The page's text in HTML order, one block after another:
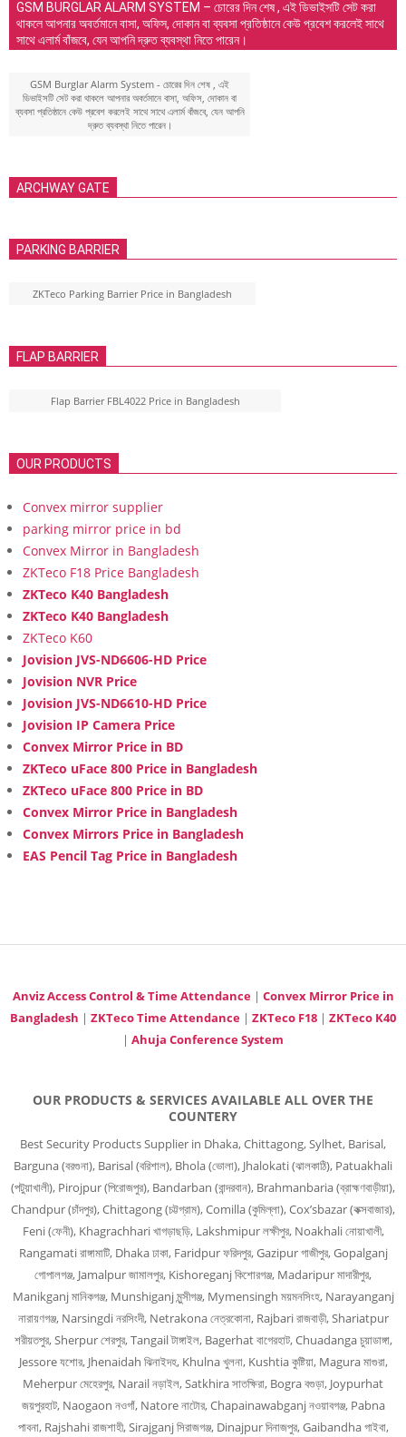
GSM BURGLAR ALARM SYSTEM – চোরের দিন শেষ , এই ডিভাইসটি সেট করা
থাকলে আপনার অবর্তমানে বাসা, অফিস, দোকান বা ব্যবসা প্রতিষ্ঠানে কেউ প্রবেশ করলেই সাথে
সাথে এলার্ম বাঁজবে, যেন আপনি দ্রুত ব্যবস্থা নিতে পারেন।
GSM Burglar Alarm System - চোরের দিন শেষ , এই
ডিভাইসটি সেট করা থাকলে আপনার অবর্তমানে বাসা, অফিস, দোকান বা
ব্যবসা প্রতিষ্ঠানে কেউ প্রবেশ করলেই সাথে সাথে এলার্ম বাঁজবে, যেন আপনি
দ্রুত ব্যবস্থা নিতে পারেন।
ARCHWAY GATE
PARKING BARRIER
ZKTeco Parking Barrier Price in Bangladesh
FLAP BARRIER
Flap Barrier FBL4022 Price in Bangladesh
OUR PRODUCTS
Convex mirror supplier
parking mirror price in bd
Convex Mirror in Bangladesh
ZKTeco F18 Price Bangladesh
ZKTeco K40 Bangladesh
ZKTeco K40 Bangladesh
ZKTeco K60
Jovision JVS-ND6606-HD Price
Jovision NVR Price
Jovision JVS-ND6610-HD Price
Jovision IP Camera Price
Convex Mirror Price in BD
ZKTeco uFace 800 Price in Bangladesh
ZKTeco uFace 800 Price in BD
Convex Mirror Price in Bangladesh
Convex Mirrors Price in Bangladesh
EAS Pencil Tag Price in Bangladesh
Anviz Access Control & Time Attendance| Convex Mirror Price in
Bangladesh
ZKTeco Time Attendance ZKTeco F18
ZKTeco K40
Ahuja Conference System
OUR PRODUCTS & SERVICES AVAILABLE ALL OVER THE
COUNTERY
Best Security Products Supplier in Dhaka, Chittagong, Sylhet, Barisal,
Barguna (বরগুনা), Barisal (বরিশাল), Bhola (ভোলা), Jhalokati (ঝালকাঠি), Patuakhali
(পটুয়াখালী), Pirojpur (পিরোজপুর), Bandarban (বান্দরবান), Brahmanbaria (ব্রাহ্মণবাড়ীয়া),
Chandpur (চাঁদপুর), Chittagong (চট্টগ্রাম), Comilla (কুমিল্লা), Cox’sbazar (কক্সবাজার),
Feni (ফেনী), Khagrachhari খাগড়াছড়ি, Lakshmipur লক্ষীপুর, Noakhali নোয়াখালী,
Rangamati রাঙ্গামাটি, Dhaka ঢাকা, Faridpur ফরিদপুর, Gazipur গাজীপুর, Gopalganj
গোপালগঞ্জ, Jamalpur জামালপুর, Kishoreganj কিশোরগঞ্জ, Madaripur মাদারীপুর,
Manikganj মানিকগঞ্জ, Munshiganj মুন্সীগঞ্জ, Mymensingh ময়মনসিংহ, Narayanganj
নারায়ণগঞ্জ, Narsingdi নরসিংদী, Netrakona নেত্রকোনা, Rajbari রাজবাড়ী, Shariatpur
শরীয়তপুর, Sherpur শেরপুর, Tangail টাঙ্গাইল, Bagerhat বাগেরহাট, Chuadanga চুয়াডাঙ্গা,
Jessore যশোর, Jhenaidah ঝিনাইদহ, Khulna খুলনা, Kushtia কুষ্টিয়া, Magura মাগুরা,
Meherpur মেহেরপুর, Narail নড়াইল, Satkhira সাতক্ষিরা, Bogra বগুড়া, Joypurhat
জয়পুরহাট, Naogaon নওগাঁ, Natore নাটোর, Chapainawabganj নওয়াবগঞ্জ, Pabna
পাবনা, Rajshahi রাজশাহী, Sirajganj সিরাজগঞ্জ, Dinajpur দিনাজপুর, Gaibandha গাইবা,